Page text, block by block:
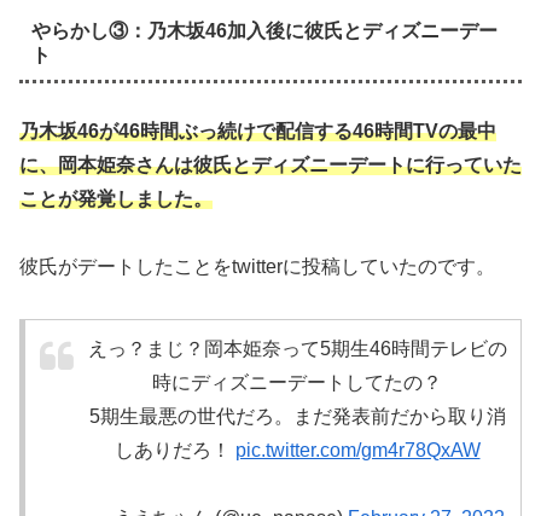
やらかし③：乃木坂46加入後に彼氏とディズニーデー
ト
乃木坂46が46時間ぶっ続けで配信する46時間TVの最中
に、岡本姫奈さんは彼氏とディズニーデートに行っていた
ことが発覚しました。
彼氏がデートしたことをtwitterに投稿していたのです。
えっ？まじ？岡本姫奈って5期生46時間テレビの
時にディズニーデートしてたの？
5期生最悪の世代だろ。まだ発表前だから取り消
しありだろ！ pic.twitter.com/gm4r78QxAW